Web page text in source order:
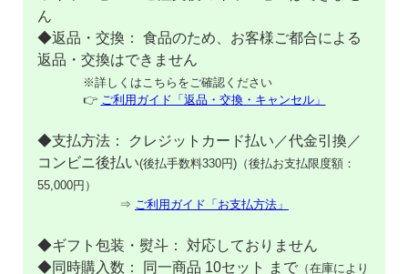
ん
◆返品・交換： 食品のため、お客様ご都合による
返品・交換はできません
※詳しくはこちらをご確認ください
👉 ご利用ガイド「返品・交換・キャンセル」
◆支払方法： クレジットカード払い／代金引換／
コンビニ後払い(後払手数料330円)（後払お支払限度額：
55,000円）
⇒ ご利用ガイド「お支払方法」
◆ギフト包装・熨斗： 対応しておりません
◆同時購入数： 同一商品 10セット まで （在庫により